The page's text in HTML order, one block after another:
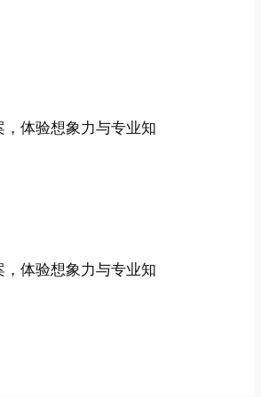
体验想象力与专业知
体验想象力与专业知